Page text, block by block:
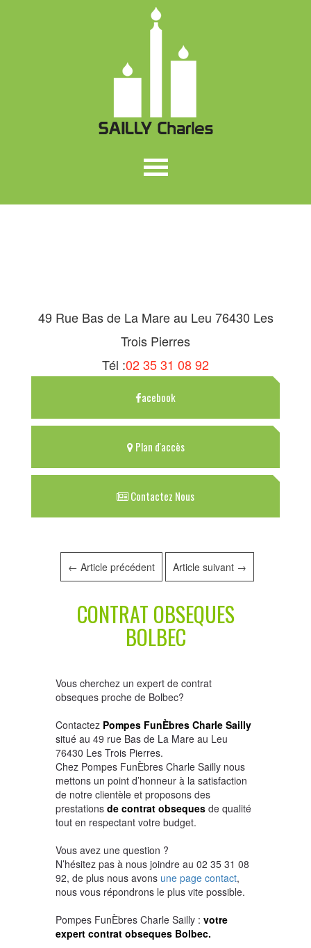
49 Rue Bas de La Mare au Leu 76430 Les
Trois Pierres
Tél :02 35 31 08 92
acebook
Plan d'accès
Contactez Nous
← Article précédent Article suivant →
CONTRAT OBSEQUES
BOLBEC
Vous cherchez un expert de contrat
obseques proche de Bolbec?
Contactez Pompes FunÈbres Charle Sailly
situé au 49 rue Bas de La Mare au Leu
76430 Les Trois Pierres.
Chez Pompes FunÈbres Charle Sailly nous
mettons un point d’honneur à la satisfaction
de notre clientèle et proposons des
prestations de contrat obseques de qualité
tout en respectant votre budget.
Vous avez une question ?
N’hésitez pas à nous joindre au 02 35 31 08
92, de plus nous avons une page contact,
nous vous répondrons le plus vite possible.
Pompes FunÈbres Charle Sailly : votre
expert contrat obseques Bolbec.